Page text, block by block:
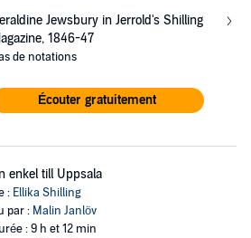
Jewsbury in Jerrold's Shilling
1846-47
de notations
Écouter gratuitement
enkel till Uppsala
: Ellika Shilling
par : Malin Janlöv
: 9 h et 12 min